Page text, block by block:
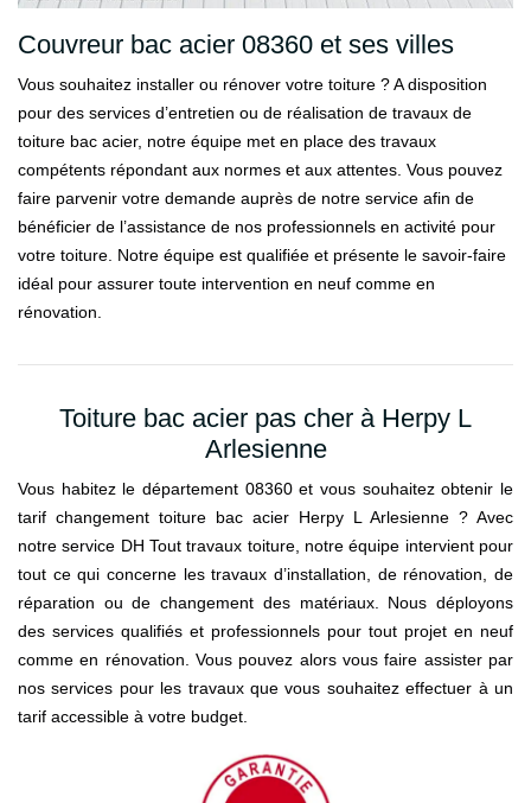
Couvreur bac acier 08360 et ses villes
Vous souhaitez installer ou rénover votre toiture ? A disposition
pour des services d’entretien ou de réalisation de travaux de
toiture bac acier, notre équipe met en place des travaux
compétents répondant aux normes et aux attentes. Vous pouvez
faire parvenir votre demande auprès de notre service afin de
bénéficier de l’assistance de nos professionnels en activité pour
votre toiture. Notre équipe est qualifiée et présente le savoir-faire
idéal pour assurer toute intervention en neuf comme en
rénovation.
Toiture bac acier pas cher à Herpy L
Arlesienne
Vous habitez le département 08360 et vous souhaitez obtenir le
tarif changement toiture bac acier Herpy L Arlesienne ? Avec
notre service DH Tout travaux toiture, notre équipe intervient pour
tout ce qui concerne les travaux d’installation, de rénovation, de
réparation ou de changement des matériaux. Nous déployons
des services qualifiés et professionnels pour tout projet en neuf
comme en rénovation. Vous pouvez alors vous faire assister par
nos services pour les travaux que vous souhaitez effectuer à un
tarif accessible à votre budget.